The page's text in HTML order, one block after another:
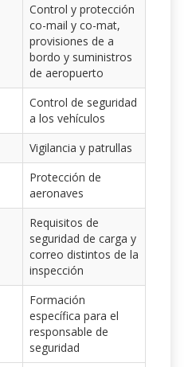
Control y protección
co-mail y co-mat,
provisiones de a
bordo y suministros
de aeropuerto
Control de seguridad
a los vehículos
Vigilancia y patrullas
Protección de
aeronaves
Requisitos de
seguridad de carga y
correo distintos de la
inspección
Formación
específica para el
responsable de
seguridad